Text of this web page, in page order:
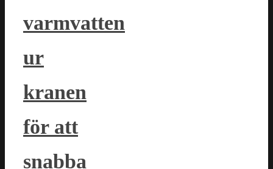
varmvatten
ur
kranen
för att
snabba